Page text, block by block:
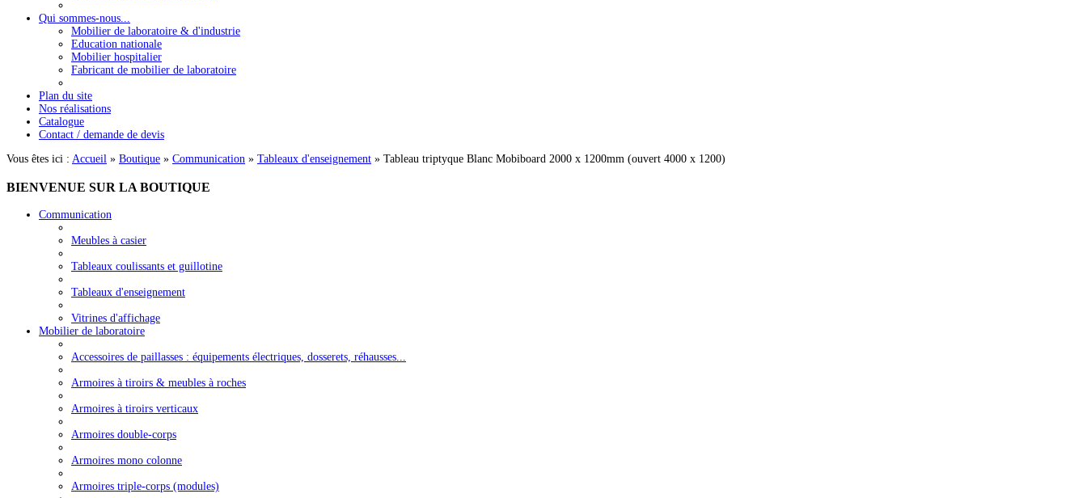
Qui sommes-nous...
Mobilier de laboratoire & d'industrie
Education nationale
Mobilier hospitalier
Fabricant de mobilier de laboratoire
Plan du site
Nos réalisations
Catalogue
Contact / demande de devis
Vous êtes ici : Accueil » Boutique » Communication » Tableaux d'enseignement » Tableau triptyque Blanc Mobiboard 2000 x 1200mm (ouvert 4000 x 1200)
BIENVENUE SUR LA BOUTIQUE
Communication
Meubles à casier
Tableaux coulissants et guillotine
Tableaux d'enseignement
Vitrines d'affichage
Mobilier de laboratoire
Accessoires de paillasses : équipements électriques, dosserets, réhausses...
Armoires à tiroirs & meubles à roches
Armoires à tiroirs verticaux
Armoires double-corps
Armoires mono colonne
Armoires triple-corps (modules)